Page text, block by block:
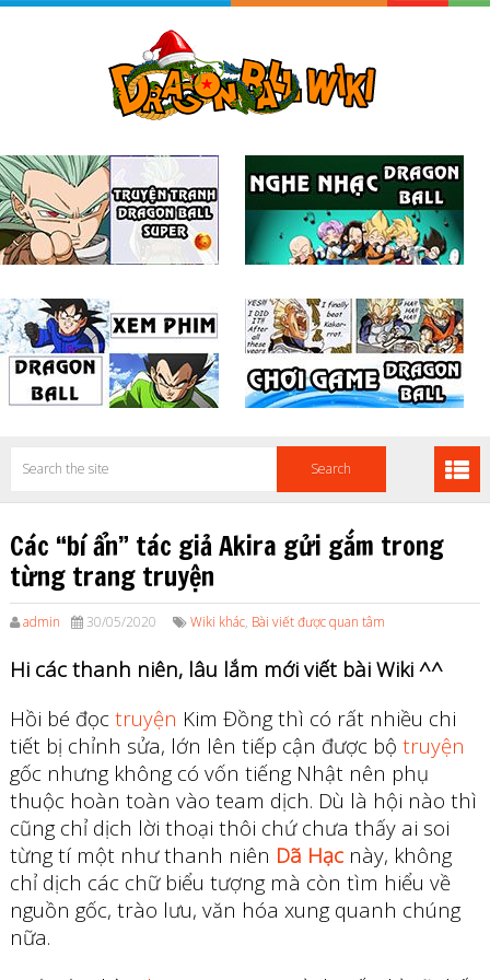
Các “bí ẩn” tác giả Akira gửi gắm trong
từng trang truyện
admin 30/05/2020 Wiki khác, Bài viết được quan tâm
Hi các thanh niên, lâu lắm mới viết bài Wiki ^^
Hồi bé đọc truyện Kim Đồng thì có rất nhiều chi
tiết bị chỉnh sửa, lớn lên tiếp cận được bộ truyện
gốc nhưng không có vốn tiếng Nhật nên phụ
thuộc hoàn toàn vào team dịch. Dù là hội nào thì
cũng chỉ dịch lời thoại thôi chứ chưa thấy ai soi
từng tí một như thanh niên Dã Hạc này, không
chỉ dịch các chữ biểu tượng mà còn tìm hiểu về
nguồn gốc, trào lưu, văn hóa xung quanh chúng
nữa.